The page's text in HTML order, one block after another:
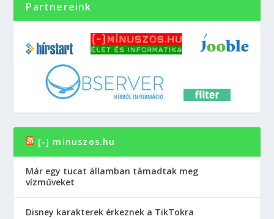
Partnereink
[-] minuszos.hu
Már egy tucat államban támadtak meg
vízműveket
Disney karakterek érkeznek a TikTokra